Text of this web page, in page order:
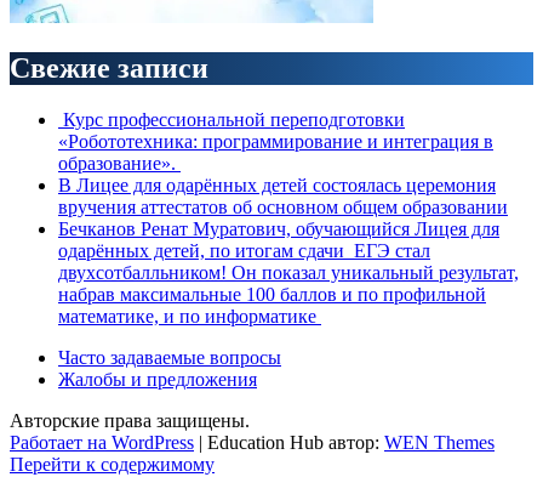
Свежие записи
Курс профессиональной переподготовки
«Робототехника: программирование и интеграция в
образование».
В Лицее для одарённых детей состоялась церемония
вручения аттестатов об основном общем образовании
Бечканов Ренат Муратович, обучающийся Лицея для
одарённых детей, по итогам сдачи ЕГЭ стал
двухсотбалльником! Он показал уникальный результат,
набрав максимальные 100 баллов и по профильной
математике, и по информатике
Часто задаваемые вопросы
Жалобы и предложения
Авторские права защищены.
Работает на WordPress | Education Hub автор: WEN Themes
Перейти к содержимому